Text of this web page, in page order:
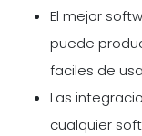
El mejor
puede
faciles de
Las
cualquier